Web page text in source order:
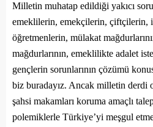
Milletin muhatap edildiği yakıcı
emeklilerin, emekçilerin, çiftçilerin,
öğretmenlerin, mülakat
mağdurlarının, emeklilikte adalet
gençlerin sorunlarının çözümü
biz buradayız. Ancak milletin derdi
şahsi makamları koruma amaçlı
polemiklerle Türkiye’yi meşgul